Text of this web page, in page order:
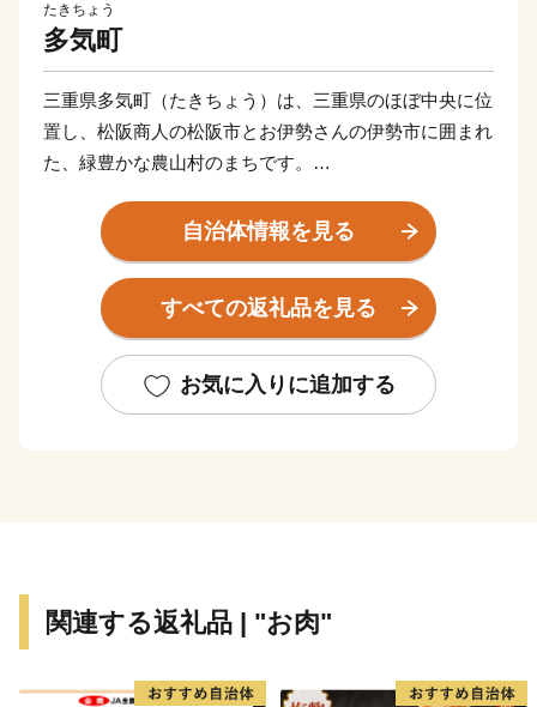
たきちょう
多気町
三重県多気町（たきちょう）は、三重県のほぼ中央に位
置し、松阪商人の松阪市とお伊勢さんの伊勢市に囲まれ
た、緑豊かな農山村のまちです。
命の意味があることから、多くの命を育む場所、命を支
えるのは食であることから、たくさんの食べ物が採れる
場所という意味があります。
世界のブランド松阪牛の全体の20％を肥育する一大産地
で、春にはほのかなお茶のいい香りに包まれます。
他にも、多気町でしか栽培出来ない特産の伊勢いもや、
ラン、清流宮川の畔で絶景を観ながら味わえる茅葺き日
そして、何といっても全国的にも大変珍しい高校生が運
自治体情報を見る
すべての返礼品を見る
お気に入りに追加する
関連する返礼品 | "お肉"